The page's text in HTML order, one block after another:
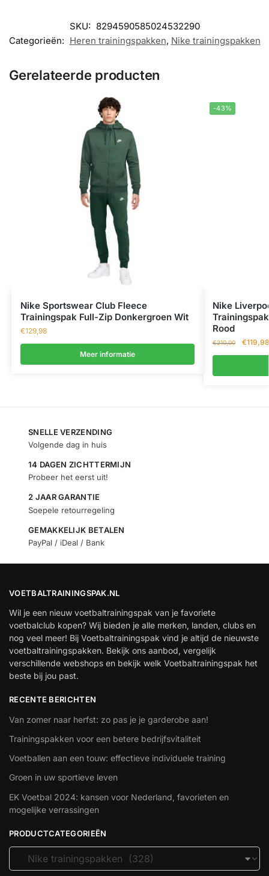
SKU: 8294590585024532290
Categorieën: Heren trainingspakken, Nike trainingspakken
Gerelateerde producten
Nike Sportswear Club Fleece
Trainingspak Full-Zip Donkergroen Wit
€129,98
Meer informatie
-43%
Nike
Rood
€210,00 €119,98
SNELLE VERZENDING
Volgende dag in huis
14 DAGEN ZICHTTERMIJN
Probeer het eerst uit!
2 JAAR GARANTIE
Soepele retourregeling
GEMAKKELIJK BETALEN
PayPal / iDeal / Bank
VOETBALTRAININGSPAK.NL
Wil je een nieuw voetbaltrainingspak van je favoriete
voetbalclub kopen? Wij bieden je alle merken, landen, clubs en
nog veel meer! Bij Voetbaltrainingspak vind je altijd de nieuwste
voetbaltrainingspakken. Bekijk ons aanbod, vergelijk
verschillende webshops en bekijk welk Voetbaltrainingspak het
beste bij jou past.
RECENTE BERICHTEN
Van zomer naar herfst: zo pas je je garderobe aan!
Trainingspakken voor een betere bedrijfsvitaliteit
Voetballen aan een touw: effectieve individuele training
Groen in uw sportieve leven
EK Voetbal 2024: kansen voor Nederland, favorieten en
mogelijke verrassingen
PRODUCTCATEGORIEËN